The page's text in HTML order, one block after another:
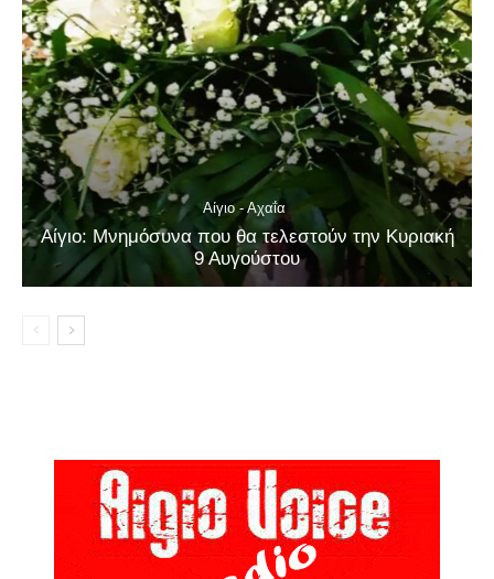
Αίγιο - Αχαΐα
Αίγιο: Μνημόσυνα που θα τελεστούν την Κυριακή
9 Αυγούστου